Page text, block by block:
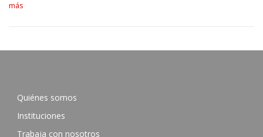
más
Quiénes somos
Instituciones
Trabaja con nosotros